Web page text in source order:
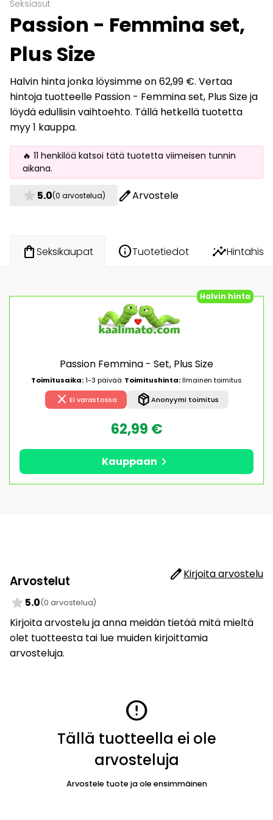
Seksiasut
Passion - Femmina set,
Plus Size
Halvin hinta jonka löysimme on 62,99 €. Vertaa
hintoja tuotteelle Passion - Femmina set, Plus Size ja
löydä edullisin vaihtoehto. Tällä hetkellä tuotetta
myy 1 kauppa.
🔥 11 henkilöä katsoi tätä tuotetta viimeisen tunnin
aikana.
star 5.0(0 arvostelua) editArvostele
shopping_bagSeksikaupat infoTuotetiedot insights
Halvin hinta
Passion Femmina - Set, Plus Size
Toimitusaika:1-3 päivää Toimitushinta:Ilmainen toimitus
close Ei varastossa package_2Anonyymi toimitus
62,99 €
Kauppaan chevron_right
Arvostelut editKirjoita arvostelu
star 5.0(0 arvostelua)
Kirjoita arvostelu ja anna meidän tietää mitä mieltä
olet tuotteesta tai lue muiden kirjoittamia
arvosteluja.
error
Tällä tuotteella ei ole
arvosteluja
Arvostele tuote ja ole ensimmäinen